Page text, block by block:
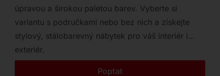
Outlet
úpravou a širokou paletou barev. Vyberte si
variantu s područkami nebo bez nich a získejte
stylový, stálobarevný nábytek pro váš interiér i
exteriér.
Poptat